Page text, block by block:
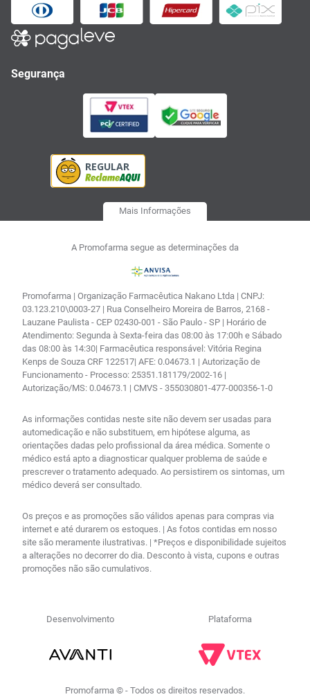
03
Segurança
Mais Informações
A Promofarma segue as determinações da
Promofarma | Organização Farmacêutica Nakano Ltda | CNPJ:
03.123.210\0003-27 | Rua Conselheiro Moreira de Barros, 2168 -
Lauzane Paulista - CEP 02430-001 - São Paulo - SP | Horário de
Atendimento: Segunda à Sexta-feira das 08:00 às 17:00h e Sábado
das 08:00 às 14:30| Farmacêutica responsável: Vitória Regina
Kenps de Souza CRF 122517| AFE: 0.04673.1 | Autorização de
Funcionamento - Processo: 25351.181179/2002-16 |
Autorização/MS: 0.04673.1 | CMVS - 355030801-477-000356-1-0
As informações contidas neste site não devem ser usadas para
automedicação e não substituem, em hipótese alguma, as
orientações dadas pelo profissional da área médica. Somente o
médico está apto a diagnosticar qualquer problema de saúde e
prescrever o tratamento adequado. Ao persistirem os sintomas, um
médico deverá ser consultado.
Os preços e as promoções são válidos apenas para compras via
internet e até durarem os estoques. | As fotos contidas em nosso
site são meramente ilustrativas. | *Preços e disponibilidade sujeitos
a alterações no decorrer do dia. Desconto à vista, cupons e outras
promoções não são cumulativos.
Desenvolvimento Plataforma
Promofarma © - Todos os direitos reservados.